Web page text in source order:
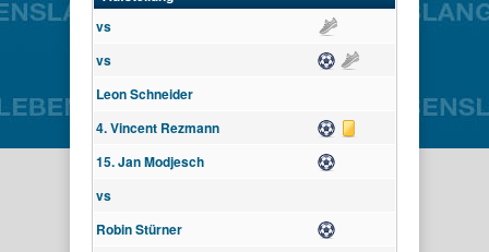
vs
vs
Leon Schneider
4. Vincent Rezmann
Tor
15. Jan Modjesch
vs
Robin Stürner